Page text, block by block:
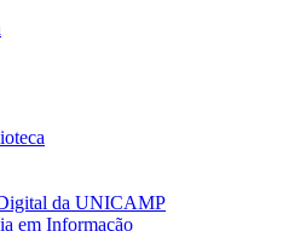
da UNICAMP
em Informação